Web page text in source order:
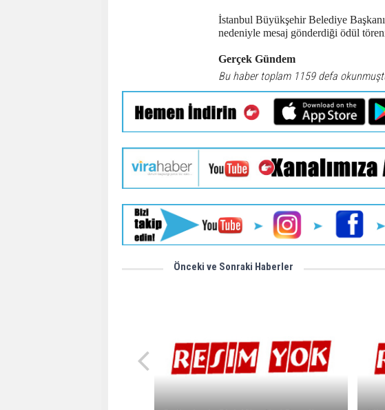
İstanbul Büyükşehir Belediye Başkanı
nedeniyle mesaj gönderdiği ödül
Gerçek Gündem
Bu haber toplam 1159 defa
Önceki ve Sonraki Haberler